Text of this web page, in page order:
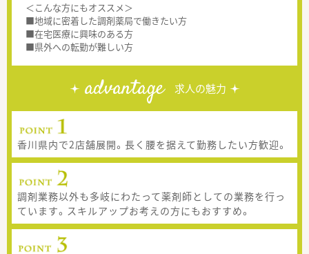
＜こんな方にもオススメ＞
■地域に密着した調剤薬局で働きたい方
■在宅医療に興味のある方
■県外への転勤が難しい方
advantage 求人の魅力
香川県内で2店舗展開。長く腰を据えて勤務したい方歓迎。
調剤業務以外も多岐にわたって薬剤師としての業務を行っ
ています。スキルアップお考えの方にもおすすめ。